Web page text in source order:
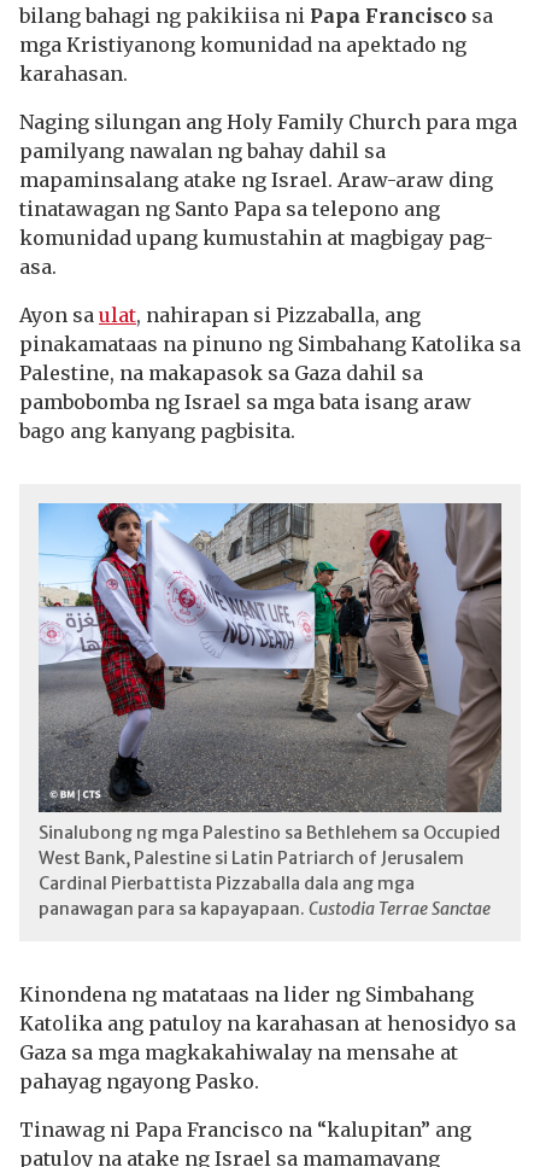
bilang bahagi ng pakikiisa ni Papa Francisco sa
mga Kristiyanong komunidad na apektado ng
karahasan.
Naging silungan ang Holy Family Church para mga
pamilyang nawalan ng bahay dahil sa
mapaminsalang atake ng Israel. Araw-araw ding
tinatawagan ng Santo Papa sa telepono ang
komunidad upang kumustahin at magbigay pag-
asa.
Ayon sa ulat, nahirapan si Pizzaballa, ang
pinakamataas na pinuno ng Simbahang Katolika sa
Palestine, na makapasok sa Gaza dahil sa
pambobomba ng Israel sa mga bata isang araw
bago ang kanyang pagbisita.
Sinalubong ng mga Palestino sa Bethlehem sa Occupied
West Bank, Palestine si Latin Patriarch of Jerusalem
Cardinal Pierbattista Pizzaballa dala ang mga
panawagan para sa kapayapaan. Custodia Terrae Sanctae
Kinondena ng matataas na lider ng Simbahang
Katolika ang patuloy na karahasan at henosidyo sa
Gaza sa mga magkakahiwalay na mensahe at
pahayag ngayong Pasko.
Tinawag ni Papa Francisco na “kalupitan” ang
patuloy na atake ng Israel sa mamamayang